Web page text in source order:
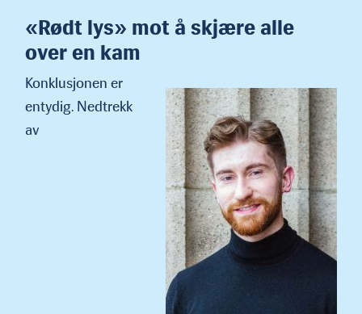
«Rødt lys» mot å skjære alle
over en kam
Konklusjonen er
entydig. Nedtrekk
av